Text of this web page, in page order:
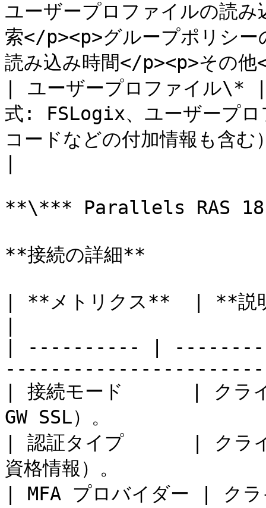
ユーザープロファイルの読
索</p><p>グループポリシ
読み込み時間</p><p>その
| ユーザープロファイル\* |
式: FSLogix、ユーザープロ
コードなどの付加情報も含む
**\*** Parallels RAS
**接続の詳細**
| **メトリクス**  | **説
| ---------- |
| 接続モード      | クライ
GW SSL）。
| 認証タイプ      | クライ
資格情報）。
| MFA プロバイダー | クラ